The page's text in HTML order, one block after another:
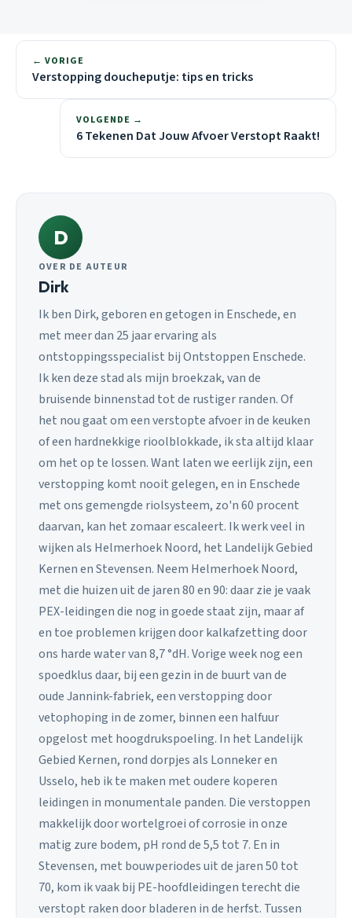
← VORIGE
Verstopping doucheputje: tips en tricks
VOLGENDE →
6 Tekenen Dat Jouw Afvoer Verstopt Raakt!
D
OVER DE AUTEUR
Dirk
Ik ben Dirk, geboren en getogen in Enschede, en
met meer dan 25 jaar ervaring als
ontstoppingsspecialist bij Ontstoppen Enschede.
Ik ken deze stad als mijn broekzak, van de
bruisende binnenstad tot de rustiger randen. Of
het nou gaat om een verstopte afvoer in de keuken
of een hardnekkige rioolblokkade, ik sta altijd klaar
om het op te lossen. Want laten we eerlijk zijn, een
verstopping komt nooit gelegen, en in Enschede
met ons gemengde riolsysteem, zo'n 60 procent
daarvan, kan het zomaar escaleert. Ik werk veel in
wijken als Helmerhoek Noord, het Landelijk Gebied
Kernen en Stevensen. Neem Helmerhoek Noord,
met die huizen uit de jaren 80 en 90: daar zie je vaak
PEX-leidingen die nog in goede staat zijn, maar af
en toe problemen krijgen door kalkafzetting door
ons harde water van 8,7 °dH. Vorige week nog een
spoedklus daar, bij een gezin in de buurt van de
oude Jannink-fabriek, een verstopping door
vetophoping in de zomer, binnen een halfuur
opgelost met hoogdrukspoeling. In het Landelijk
Gebied Kernen, rond dorpjes als Lonneker en
Usselo, heb ik te maken met oudere koperen
leidingen in monumentale panden. Die verstoppen
makkelijk door wortelgroei of corrosie in onze
matig zure bodem, pH rond de 5,5 tot 7. En in
Stevensen, met bouwperiodes uit de jaren 50 tot
70, kom ik vaak bij PE-hoofdleidingen terecht die
verstopt raken door bladeren in de herfst. Tussen